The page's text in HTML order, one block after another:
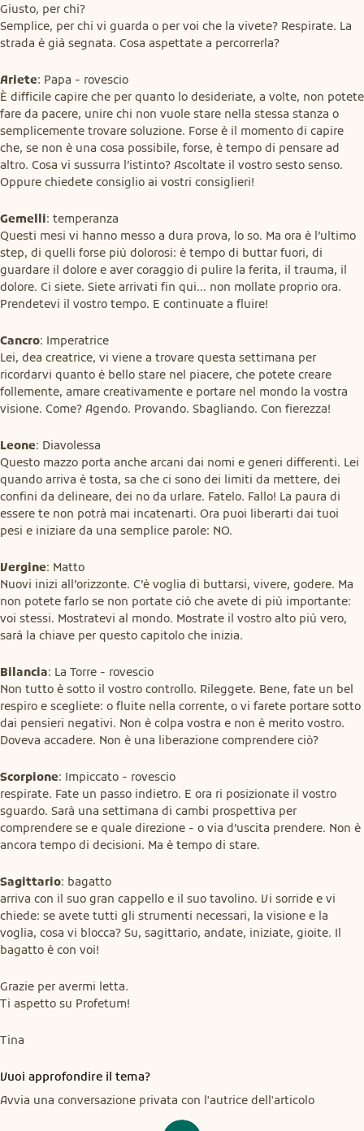
Giusto, per chi?
Semplice, per chi vi guarda o per voi che la vivete? Respirate. La
strada è già segnata. Cosa aspettate a percorrerla?
Ariete: Papa - rovescio
È difficile capire che per quanto lo desideriate, a volte, non potete
fare da pacere, unire chi non vuole stare nella stessa stanza o
semplicemente trovare soluzione. Forse è il momento di capire
che, se non è una cosa possibile, forse, è tempo di pensare ad
altro. Cosa vi sussurra l’istinto? Ascoltate il vostro sesto senso.
Oppure chiedete consiglio ai vostri consiglieri!
Gemelli: temperanza
Questi mesi vi hanno messo a dura prova, lo so. Ma ora è l’ultimo
step, di quelli forse più dolorosi: è tempo di buttar fuori, di
guardare il dolore e aver coraggio di pulire la ferita, il trauma, il
dolore. Ci siete. Siete arrivati fin qui… non mollate proprio ora.
Prendetevi il vostro tempo. E continuate a fluire!
Cancro: Imperatrice
Lei, dea creatrice, vi viene a trovare questa settimana per
ricordarvi quanto è bello stare nel piacere, che potete creare
follemente, amare creativamente e portare nel mondo la vostra
visione. Come? Agendo. Provando. Sbagliando. Con fierezza!
Leone: Diavolessa
Questo mazzo porta anche arcani dai nomi e generi differenti. Lei
quando arriva è tosta, sa che ci sono dei limiti da mettere, dei
confini da delineare, dei no da urlare. Fatelo. Fallo! La paura di
essere te non potrà mai incatenarti. Ora puoi liberarti dai tuoi
pesi e iniziare da una semplice parole: NO.
Vergine: Matto
Nuovi inizi all’orizzonte. C’è voglia di buttarsi, vivere, godere. Ma
non potete farlo se non portate ciò che avete di più importante:
voi stessi. Mostratevi al mondo. Mostrate il vostro alto più vero,
sarà la chiave per questo capitolo che inizia.
Bilancia: La Torre - rovescio
Non tutto è sotto il vostro controllo. Rileggete. Bene, fate un bel
respiro e scegliete: o fluite nella corrente, o vi farete portare sotto
dai pensieri negativi. Non è colpa vostra e non è merito vostro.
Doveva accadere. Non è una liberazione comprendere ciò?
Scorpione: Impiccato - rovescio
respirate. Fate un passo indietro. E ora ri posizionate il vostro
sguardo. Sarà una settimana di cambi prospettiva per
comprendere se e quale direzione - o via d’uscita prendere. Non è
ancora tempo di decisioni. Ma è tempo di stare.
Sagittario: bagatto
arriva con il suo gran cappello e il suo tavolino. Vi sorride e vi
chiede: se avete tutti gli strumenti necessari, la visione e la
voglia, cosa vi blocca? Su, sagittario, andate, iniziate, gioite. Il
bagatto è con voi!
Grazie per avermi letta.
Ti aspetto su Profetum!
Tina
Vuoi approfondire il tema?
Avvia una conversazione privata con l'autrice dell'articolo